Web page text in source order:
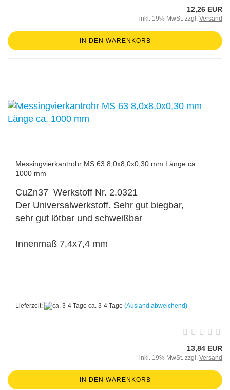
12,26 EUR
inkl. 19% MwSt. zzgl. Versand
IN DEN WARENKORB
Messingvierkantrohr MS 63 8,0x8,0x0,30 mm Länge ca.
1000 mm
CuZn37 Werkstoff Nr. 2.0321
Der Universalwerkstoff. Sehr gut biegbar,
sehr gut lötbar und schweißbar
Innenmaß 7,4x7,4 mm
Lieferzeit: ca. 3-4 Tage (Ausland abweichend)
13,84 EUR
inkl. 19% MwSt. zzgl. Versand
IN DEN WARENKORB